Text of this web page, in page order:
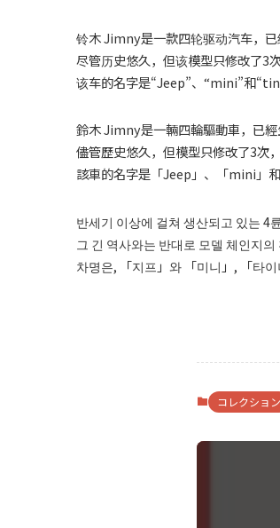
铃木 Jimny是一款四轮驱动汽车，已
尽管历史悠久，但该模型只修改了3
该车的名字是“Jeep”、“mini”和
鈴木 Jimny是一輛四輪驅動車，已經
儘管歷史悠久，但模型只修改了3次
該車的名字是「Jeep」、「mini」
반세기 이상에 걸쳐 생산되고 있는 4
그 긴 역사와는 반대로 모델 체인지
차명은, 「지프」와 「미니」, 「타
コレクション